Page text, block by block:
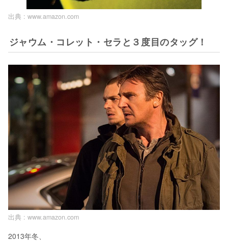
出典 : www.amazon.com
ジャウム・コレット・セラと３度目のタッグ！
出典 : www.amazon.com
2013年冬、